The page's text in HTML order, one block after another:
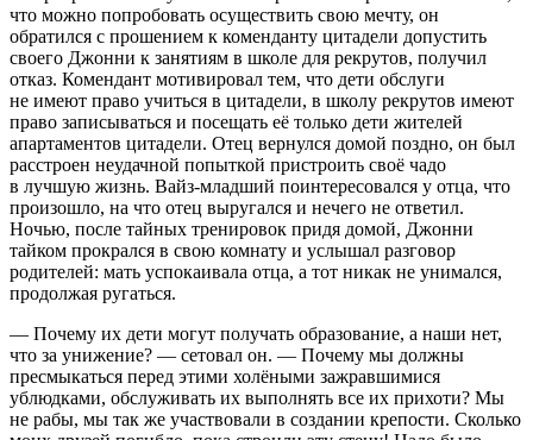
что можно попробовать осуществить свою мечту, он
обратился с прошением к коменданту цитадели допустить
своего Джонни к занятиям в школе для рекрутов, получил
отказ. Комендант мотивировал тем, что дети обслуги
не имеют право учиться в цитадели, в школу рекрутов имеют
право записываться и посещать её только дети жителей
апартаментов цитадели. Отец вернулся домой поздно, он был
расстроен неудачной попыткой пристроить своё чадо
в лучшую жизнь. Вайз-младший поинтересовался у отца, что
произошло, на что отец выругался и нечего не ответил.
Ночью, после тайных тренировок придя домой, Джонни
тайком прокрался в свою комнату и услышал разговор
родителей: мать успокаивала отца, а тот никак не унимался,
продолжая ругаться.
— Почему их дети могут получать образование, а наши нет,
что за унижение? — сетовал он. — Почему мы должны
пресмыкаться перед этими холёными зажравшимися
ублюдками, обслуживать их выполнять все их прихоти? Мы
не рабы, мы так же участвовали в создании крепости. Сколько